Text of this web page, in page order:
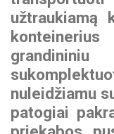
užtraukiamą
nuleidžiamu
patogiai